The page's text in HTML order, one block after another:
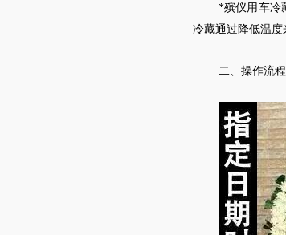
*殡仪用车冷
冷藏通过降低温
二、操作流程